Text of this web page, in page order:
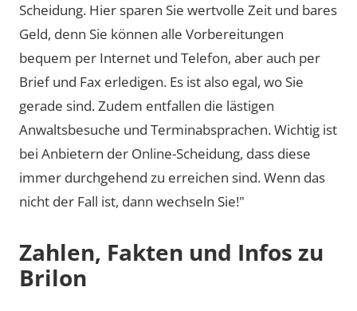
Scheidung. Hier sparen Sie wertvolle Zeit und bares
Geld, denn Sie können alle Vorbereitungen
bequem per Internet und Telefon, aber auch per
Brief und Fax erledigen. Es ist also egal, wo Sie
gerade sind. Zudem entfallen die lästigen
Anwaltsbesuche und Terminabsprachen. Wichtig ist
bei Anbietern der Online-Scheidung, dass diese
immer durchgehend zu erreichen sind. Wenn das
nicht der Fall ist, dann wechseln Sie!"
Zahlen, Fakten und Infos zu
Brilon